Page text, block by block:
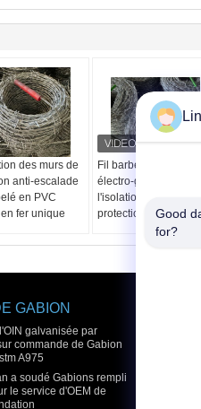
des murs de
anti-escalade
en PVC
fer unique
Fil barbelé de sécurité
électro-galvanisé pour
l'isolation et la
protection
GABION
galvanisée par
commande de Gabion
A975
a soudé Gabions rempli
le service d'OEM de
Good
for?